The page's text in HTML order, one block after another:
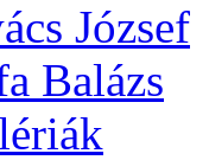
Jó­zsef
Ba­lázs